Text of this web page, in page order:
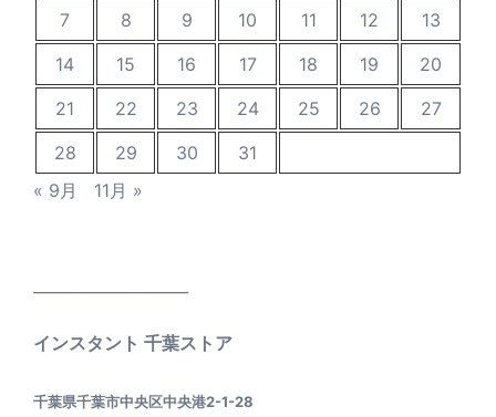
7
8 9 10 11 12
13
14
15 16 17 18 19
20
21
22 23 24 25 26
27
28
29 30
31
« 9月
11月 »
インスタント 千葉ストア
千葉県千葉市中央区中央港2-1-28